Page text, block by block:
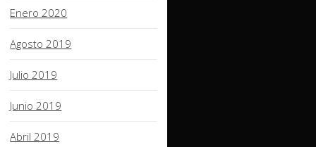
Enero 2020
Agosto 2019
Julio 2019
Junio 2019
Abril 2019